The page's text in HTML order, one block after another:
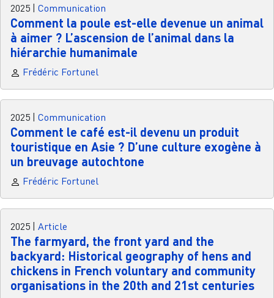
2025 Communication
Comment la poule est-elle devenue un animal
à aimer ? L’ascension de l’animal dans la
hiérarchie humanimale
Frédéric Fortunel
2025 Communication
Comment le café est-il devenu un produit
touristique en Asie ? D’une culture exogène à
un breuvage autochtone
Frédéric Fortunel
2025 Article
The farmyard, the front yard and the
backyard: Historical geography of hens and
chickens in French voluntary and community
organisations in the 20th and 21st centuries